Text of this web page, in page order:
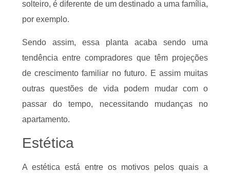
solteiro, é diferente de um destinado a uma família,
por exemplo.
Sendo assim, essa planta acaba sendo uma
tendência entre compradores que têm projeções
de crescimento familiar no futuro. E assim muitas
outras questões de vida podem mudar com o
passar do tempo, necessitando mudanças no
apartamento.
Estética
A estética está entre os motivos pelos quais a